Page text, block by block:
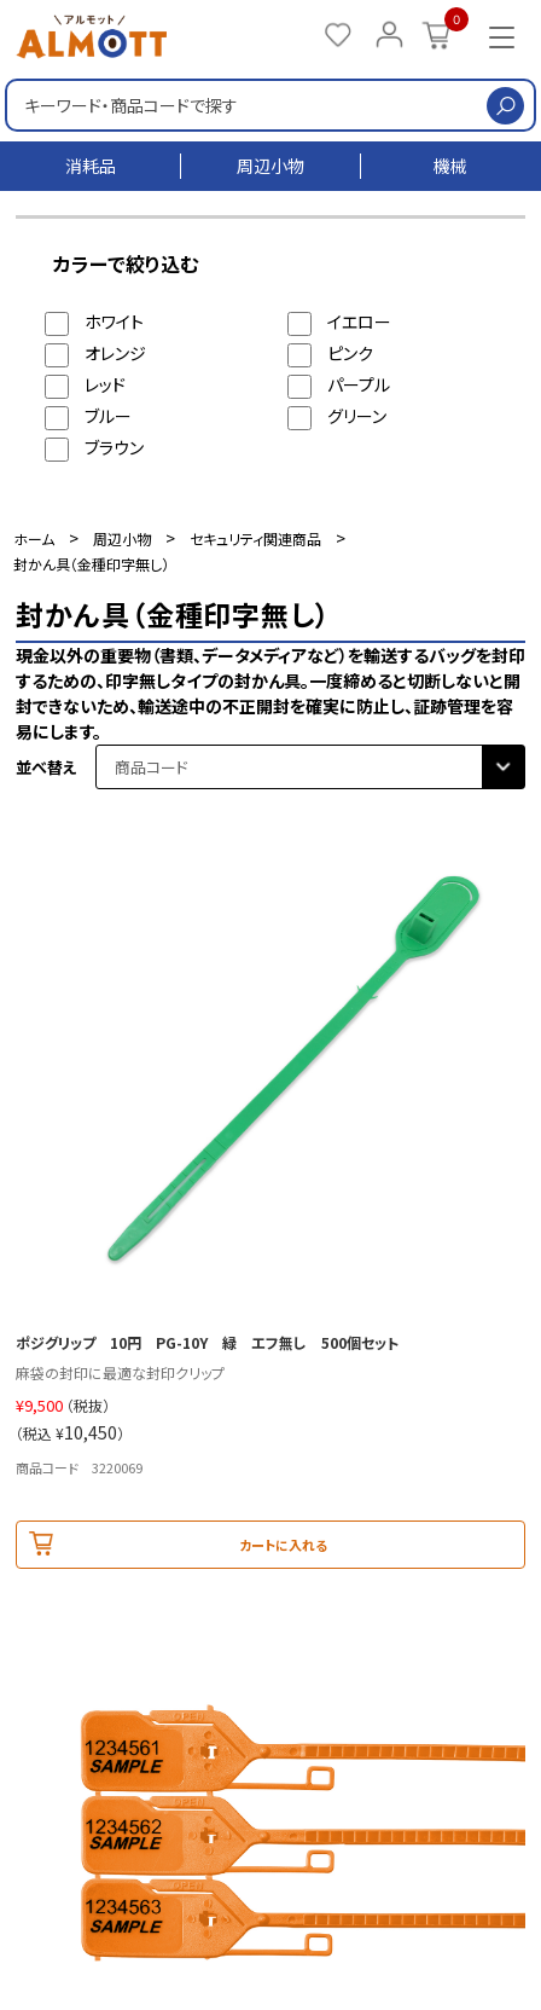
0
消耗品 周辺小物 機械
カラーで絞り込む
ホワイト
イエロー
オレンジ
ピンク
レッド
パープル
ブルー
グリーン
ブラウン
ホーム > 周辺小物 > セキュリティ関連商品 >
封かん具（金種印字無し）
封かん具（金種印字無し）
現金以外の重要物（書類、データメディアなど）を輸送するバッグを封印
するための、印字無しタイプの封かん具。一度締めると切断しないと開
封できないため、輸送途中の不正開封を確実に防止し、証跡管理を容
易にします。
並べ替え
ポジグリップ 10円 PG-10Y 緑 エフ無し 500個セット
麻袋の封印に最適な封印クリップ
¥9,500 （税抜）
（税込 ¥10,450）
商品コード 3220069
カートに入れる